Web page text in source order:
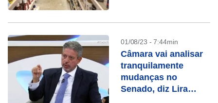
01/08/23 - 7:44min
Câmara vai analisar
tranquilamente
mudanças no
Senado, diz Lira